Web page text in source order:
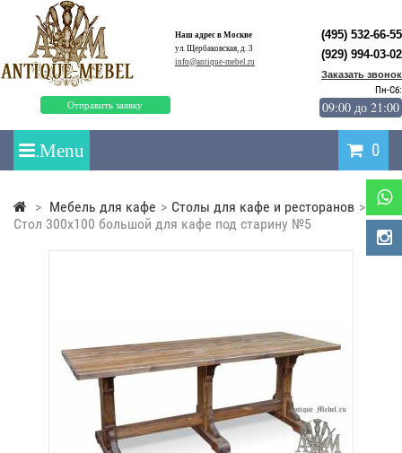
Наш адрес в Москве
ул. Щербаковская, д. 3
info@antique-mebel.ru
Отправить заявку
(495) 532-66-55
(929) 994-03-02
Заказать звонок
Пн-Сб:
09:00 до 21:00
0
> Мебель для кафе > Столы для кафе и ресторанов >
Стол 300x100 большой для кафе под старину №5